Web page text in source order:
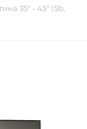
35° - 45° 15b,